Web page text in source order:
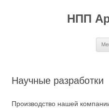
НПП
Научные разработки
Производство нашей